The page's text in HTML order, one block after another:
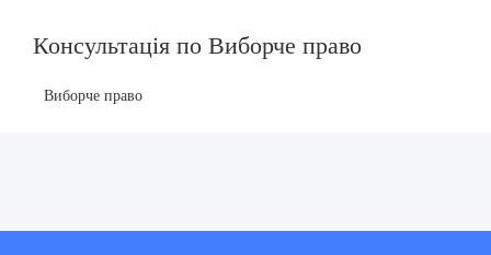
Консультація по Виборче право
Виборче право